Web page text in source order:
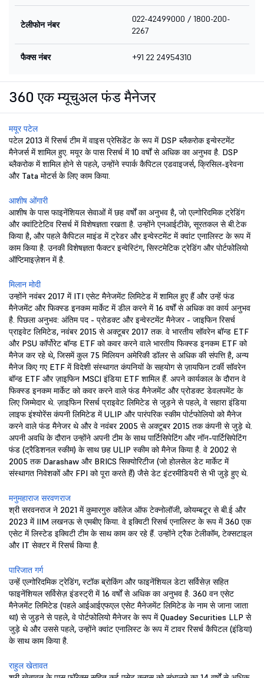
टेलीफोन नंबर
022-42499000 / 1800-200-
2267
फैक्स नंबर +91 22 24954310
360 एक म्यूचुअल फंड मैनेजर
मयूर पटेल
पटेल 2013 में रिसर्च टीम में वाइस प्रेसिडेंट के रूप में DSP ब्लैकरोक इन्वेस्टमेंट
मैनेजर्स में शामिल हुए. मयूर के पास रिसर्च में 10 वर्षों से अधिक का अनुभव है. DSP
ब्लैकरोक में शामिल होने से पहले, उन्होंने स्पार्क कैपिटल एडवाइजर्स, क्रिसिल-इरेवना
और Tata मोटर्स के लिए काम किया.
आशीष ओंगारी
आशीष के पास फाइनेंशियल सेवाओं में छह वर्षों का अनुभव है, जो एल्गोरिदमिक ट्रेडिंग
और क्वांटिटेटिव रिसर्च में विशेषज्ञता रखता है. उन्होंने एनआईटीके, सूरतकल से बी.टेक
किया है, और पहले कैपिटल माइंड में ट्रेडर और इन्वेस्टमेंट में क्वांट एनालिस्ट के रूप में
काम किया है. उनकी विशेषज्ञता फैक्टर इन्वेस्टिंग, सिस्टमेटिक ट्रेडिंग और पोर्टफोलियो
ऑप्टिमाइज़ेशन में है.
मिलान मोदी
उन्होंने नवंबर 2017 में ITI एसेट मैनेजमेंट लिमिटेड में शामिल हुए हैं और उन्हें फंड
मैनेजमेंट और फिक्स्ड इनकम मार्केट में डील करने में 16 वर्षों से अधिक का कार्य अनुभव
है. पिछला अनुभव: अंतिम पद - प्रोडक्ट और इन्वेस्टमेंट मैनेजर - जाइफिन रिसर्च
प्राइवेट लिमिटेड, नवंबर 2015 से अक्टूबर 2017 तक. वे भारतीय सॉवरेन बॉन्ड ETF
और PSU कॉर्पोरेट बॉन्ड ETF को कवर करने वाले भारतीय फिक्स्ड इनकम ETF को
मैनेज कर रहे थे, जिसमें कुल 75 मिलियन अमेरिकी डॉलर से अधिक की संपत्ति है, अन्य
मैनेज किए गए ETF में विदेशी संस्थागत कंपनियों के सहयोग से ज़ायफिन टर्की सॉवरेन
बॉन्ड ETF और ज़ाइफिन MSCI इंडिया ETF शामिल हैं. अपने कार्यकाल के दौरान वे
फिक्स्ड इनकम मार्केट को कवर करने वाले फंड मैनेजमेंट और प्रोडक्ट डेवलपमेंट के
लिए जिम्मेदार थे. ज़ाइफिन रिसर्च प्राइवेट लिमिटेड से जुड़ने से पहले, वे सहारा इंडिया
लाइफ इंश्योरेंस कंपनी लिमिटेड में ULIP और पारंपरिक स्कीम पोर्टफोलियो को मैनेज
करने वाले फंड मैनेजर थे और वे नवंबर 2005 से अक्टूबर 2015 तक कंपनी से जुड़े थे.
अपनी अवधि के दौरान उन्होंने अपनी टीम के साथ पार्टिसिपेटिंग और नॉन-पार्टिसिपेटिंग
फंड (ट्रैडिशनल स्कीम) के साथ छह ULIP स्कीम को मैनेज किया है. वे 2002 से
2005 तक Darashaw और BRICS सिक्योरिटीज (जो होलसेल डेट मार्केट में
संस्थागत निवेशकों और FPI को पूरा करते हैं) जैसे डेट इंटरमीडियरी से भी जुड़े हुए थे.
मनुमहाराज सरवणराज
श्री सरवनराज ने 2021 में कुमारगुरु कॉलेज ऑफ टेक्नोलॉजी, कोयम्बटूर से बी.ई और
2023 में IIM लखनऊ से एमबीए किया. वे इक्विटी रिसर्च एनालिस्ट के रूप में 360 एक
एसेट में लिस्टेड इक्विटी टीम के साथ काम कर रहे हैं. उन्होंने ट्रैक टेलीकॉम, टेक्सटाइल
और IT सेक्टर में रिसर्च किया है.
पारिजात गर्ग
उन्हें एल्गोरिदमिक ट्रेडिंग, स्टॉक ब्रोकिंग और फाइनेंशियल डेटा सर्विसेज़ सहित
फाइनेंशियल सर्विसेज़ इंडस्ट्री में 16 वर्षों से अधिक का अनुभव है. 360 वन एसेट
मैनेजमेंट लिमिटेड (पहले आईआईएफएल एसेट मैनेजमेंट लिमिटेड के नाम से जाना जाता
था) से जुड़ने से पहले, वे पोर्टफोलियो मैनेजर के रूप में Quadey Securities LLP से
जुड़े थे और उससे पहले, उन्होंने क्वांट एनालिस्ट के रूप में टावर रिसर्च कैपिटल (इंडिया)
के साथ काम किया है.
राहुल खेतावत